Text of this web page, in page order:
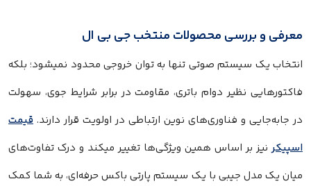
معرفی و بررسی محصولات منتخب جی بی ال
انتخاب یک سیستم صوتی تنها به توان خروجی محدود نمیشود؛ بلکه
فاکتورهایی نظیر دوام باتری، مقاومت در برابر شرایط جوی، سهولت
در جابه‌جایی و فناوری‌های نوین ارتباطی در اولویت قرار دارند. قیمت
اسپیکرنیز بر اساس همین ویژگی‌ها تغییر میکند و درک تفاوت‌های
میان یک مدل جیبی با یک سیستم پارتی باکس حرفه‌ای، به شما کمک